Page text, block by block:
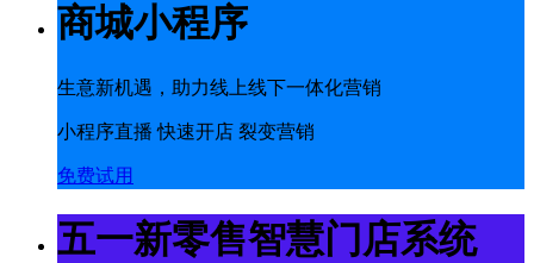
商城小程序
生意新机遇，助力线上线下一体化营销
小程序直播 快速开店 裂变营销
免费试用
五一新零售智慧门店系统